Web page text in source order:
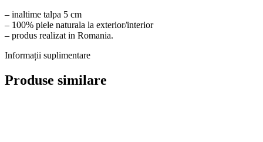
– inaltime talpa 5 cm
– 100% piele naturala la exterior/interior
– produs realizat in Romania.
Informații suplimentare
Produse similare